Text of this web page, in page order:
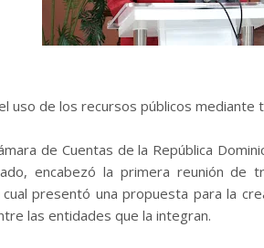
uso de los recursos públicos
de Cuentas de la República
encabezó la primera reunión de
cual presentó una propuesta para la
las entidades que la integran.